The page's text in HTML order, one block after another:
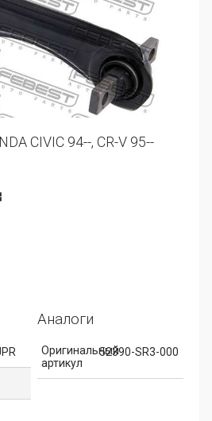
CIVIC 94--, CR-V 95--
Аналоги
Оригинальный
артикул
52390-SR3-000